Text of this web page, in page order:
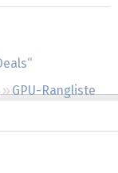
GPU-Rangliste